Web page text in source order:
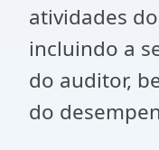
atividades
incluindo a
do auditor,
do